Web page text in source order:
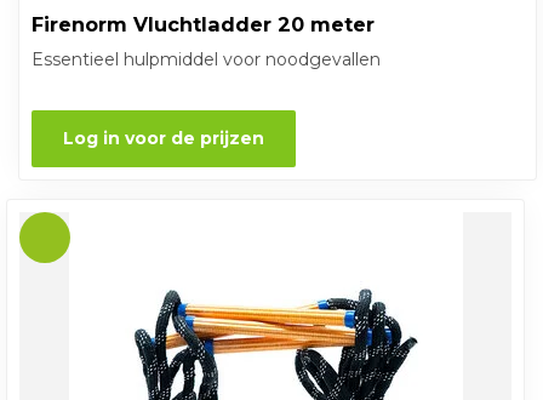
Firenorm Vluchtladder 20 meter
Essentieel hulpmiddel voor noodgevallen
Log in voor de prijzen